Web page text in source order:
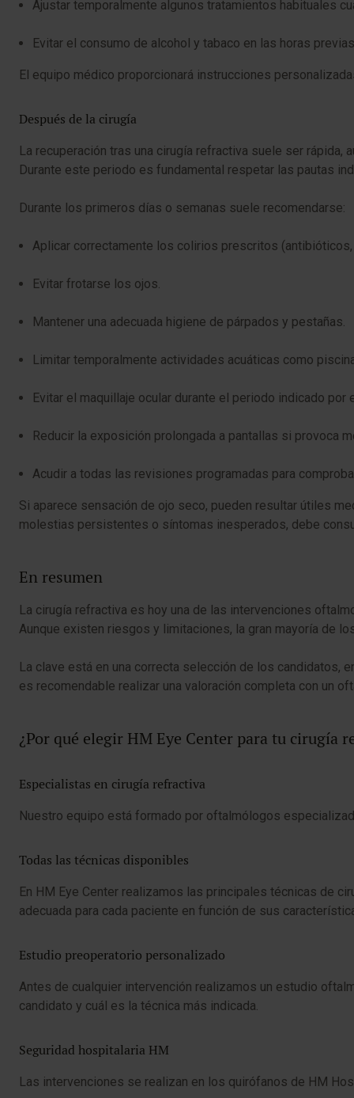
Ajustar temporalmente algunos tratamientos habituales
Evitar el consumo de alcohol y tabaco en las horas
El equipo médico proporcionará instrucciones
Después de la cirugía
La recuperación tras una cirugía refractiva suele ser
Durante este periodo es fundamental respetar las pautas
Durante los primeros días o semanas suele recomendarse:
Aplicar correctamente los colirios prescritos
Evitar frotarse los ojos.
Mantener una adecuada higiene de párpados y pestañas.
Limitar temporalmente actividades acuáticas como
Evitar el maquillaje ocular durante el periodo indicado por
Reducir la exposición prolongada a pantallas si provoca
Acudir a todas las revisiones programadas para
Si aparece sensación de ojo seco, pueden resultar útiles
molestias persistentes o síntomas inesperados, debe
En resumen
La cirugía refractiva es hoy una de las intervenciones
Aunque existen riesgos y limitaciones, la gran mayoría de
La clave está en una correcta selección de los candidatos,
es recomendable realizar una valoración completa con un
¿Por qué elegir HM Eye Center para tu cirugía
Especialistas en cirugía refractiva
Nuestro equipo está formado por oftalmólogos
Todas las técnicas disponibles
En HM Eye Center realizamos las principales técnicas de
adecuada para cada paciente en función de sus
Estudio preoperatorio personalizado
Antes de cualquier intervención realizamos un estudio
candidato y cuál es la técnica más indicada.
Seguridad hospitalaria HM
Las intervenciones se realizan en los quirófanos de HM